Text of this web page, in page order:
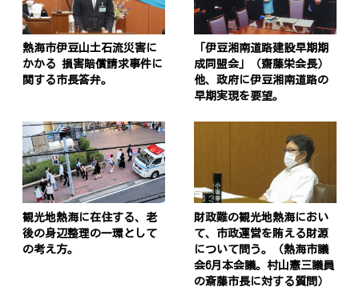
熱海市伊豆山土石流災害に
かかる 損害賠償請求事件に
関する市長答弁。
「伊豆湘南道路建設早期期
成同盟会」（齋藤栄会長）
他、政府に伊豆湘南道路の
早期実現を要望。
観光地熱海に在住する、老
後の身辺整理の一環として
の考え方。
財政難の観光地熱海におい
て、市政運営を賄える財源
について問う。（熱海市議
会6月本会議。村山憲三議員
の斎藤市長に対する質問）